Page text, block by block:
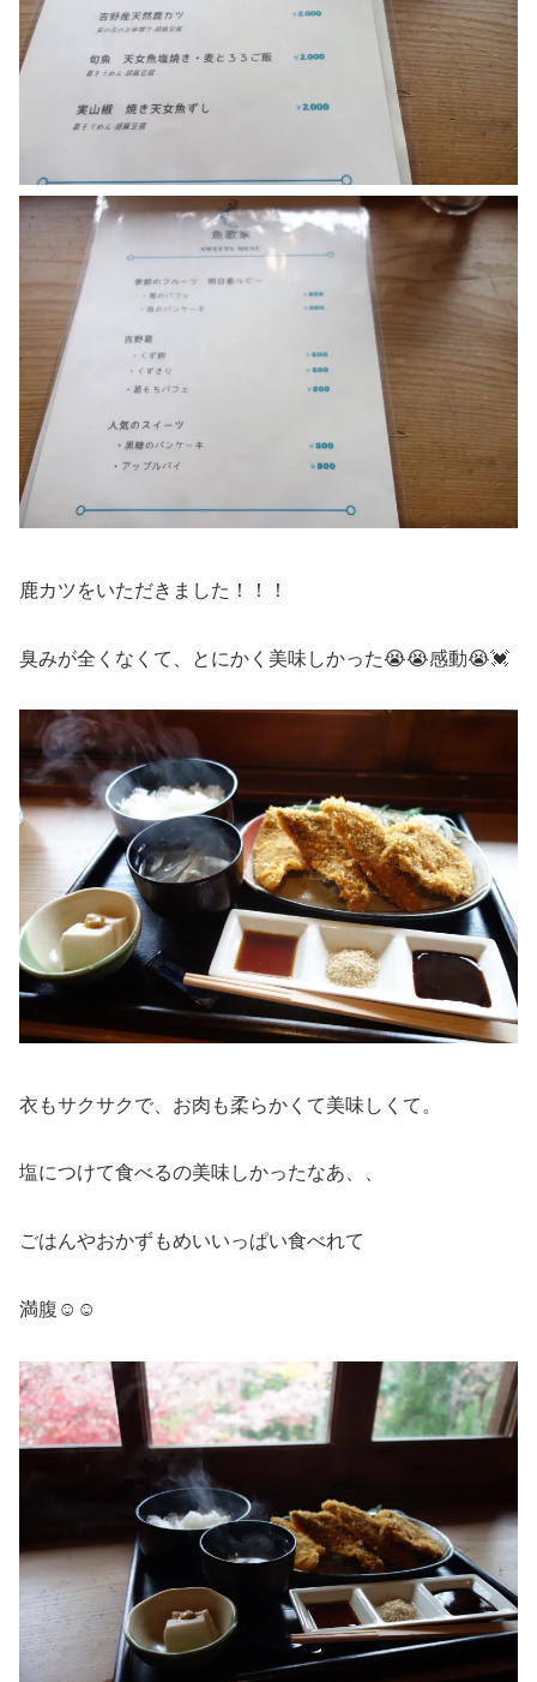
鹿カツをいただきました！！！
臭みが全くなくて、とにかく美味しかった😭😭感動😭💓
衣もサクサクで、お肉も柔らかくて美味しくて。
塩につけて食べるの美味しかったなあ、、
ごはんやおかずもめいいっぱい食べれて
満腹☺️☺️